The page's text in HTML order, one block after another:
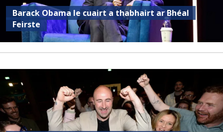
Barack Obama le cuairt a thabhairt ar Bhéal
Feirste